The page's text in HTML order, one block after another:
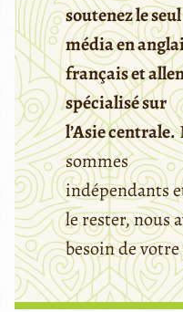
soutenez le seul
média en
français et
spécialisé sur
l’Asie centrale.
sommes
indépendants
le rester, nous
besoin de